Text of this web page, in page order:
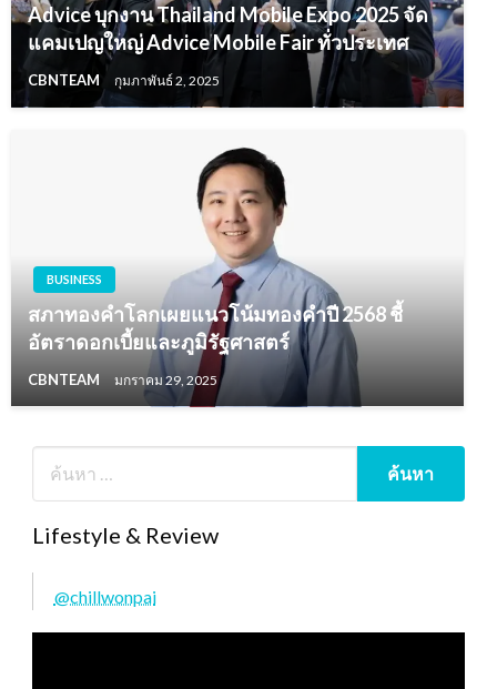
Advice บุกงาน Thailand Mobile Expo 2025 จัด
แคมเปญใหญ่ Advice Mobile Fair ทั่วประเทศ
CBNTEAM กุมภาพันธ์ 2, 2025
BUSINESS
สภาทองคำโลกเผยแนวโน้มทองคำปี 2568 ชี้
อัตราดอกเบี้ยและภูมิรัฐศาสตร์
CBNTEAM มกราคม 29, 2025
Lifestyle & Review
@chillwonpai